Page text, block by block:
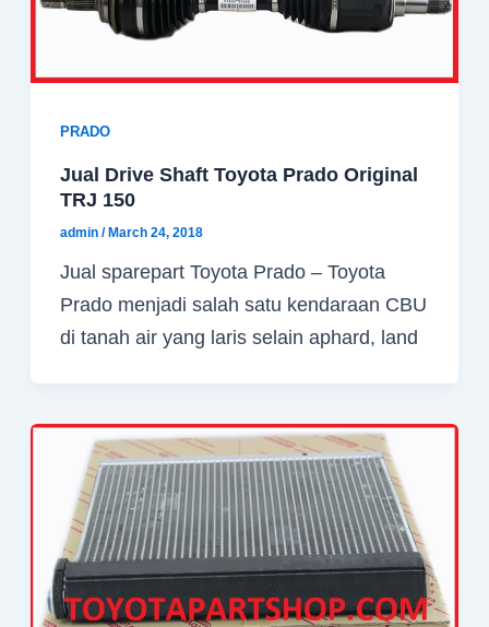
PRADO
Jual Drive Shaft Toyota Prado Original
TRJ 150
admin/ March 24, 2018
Jual sparepart Toyota Prado – Toyota
Prado menjadi salah satu kendaraan CBU
di tanah air yang laris selain aphard, land